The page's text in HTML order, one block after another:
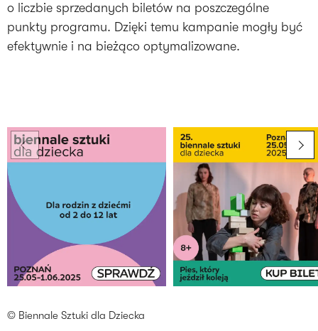
o liczbie sprzedanych biletów na poszczególne
punkty programu. Dzięki temu kampanie mogły być
efektywnie i na bieżąco optymalizowane.
© Biennale Sztuki dla Dziecka